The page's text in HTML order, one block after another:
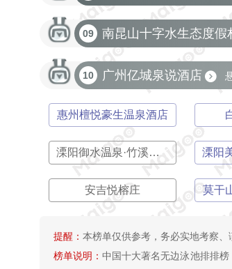
09 南昆山十字水生态度假
10 广州亿城泉说酒店
惠州檀悦豪生温泉酒店
溧阳御水温泉·竹溪谷酒店
安吉悦榕庄 莫干
提醒： 本榜单仅供参考，务必实地考察、
榜单说明：中国十大著名无边泳池排排